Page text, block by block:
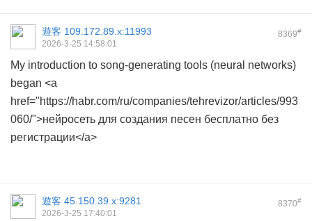
8369#
遊客 109.172.89.x:11993
2026-3-25 14:58:01
My introduction to song-generating tools (neural networks)
began <a
href="https://habr.com/ru/companies/tehrevizor/articles/993
060/">нейросеть для создания песен бесплатно без
регистрации</a>
8370#
遊客 45.150.39.x:9281
2026-3-25 17:40:01